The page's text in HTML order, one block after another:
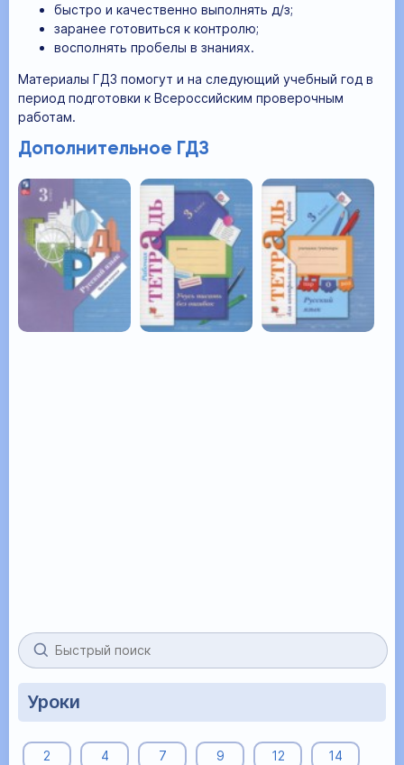
быстро и качественно выполнять д/з;
заранее готовиться к контролю;
восполнять пробелы в знаниях.
Материалы ГДЗ помогут и на следующий учебный год в
период подготовки к Всероссийским проверочным
работам.
Дополнительное ГДЗ
Уроки
2 4 7 9 12 14